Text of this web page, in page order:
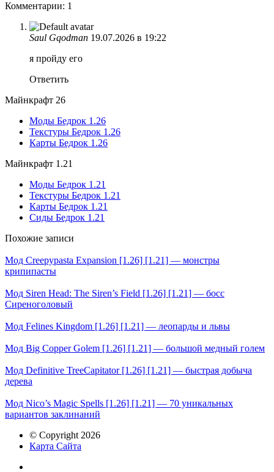
Комментарии: 1
Saul Gqodman 19.07.2026 в 19:22
я пройду его
Ответить
Майнкрафт 26
Моды Бедрок 1.26
Текстуры Бедрок 1.26
Карты Бедрок 1.26
Майнкрафт 1.21
Моды Бедрок 1.21
Текстуры Бедрок 1.21
Карты Бедрок 1.21
Сиды Бедрок 1.21
Похожие записи
Мод Creepypasta Expansion [1.26] [1.21] — монстры
крипипасты
Мод Siren Head: The Siren’s Field [1.26] [1.21] — босс
Сиреноголовый
Мод Felines Kingdom [1.26] [1.21] — леопарды и львы
Мод Big Copper Golem [1.26] [1.21] — большой медный голем
Мод Definitive TreeCapitator [1.26] [1.21] — быстрая добыча
дерева
Мод Nico’s Magic Spells [1.26] [1.21] — 70 уникальных
вариантов заклинаний
© Copyright 2026
Карта Сайта